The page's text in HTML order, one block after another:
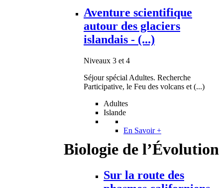
Aventure scientifique
autour des glaciers
islandais - (...)
Niveaux 3 et 4
Séjour spécial Adultes. Recherche
Participative, le Feu des volcans et (...)
Adultes
Islande
En Savoir +
Biologie de l’Évolution
Sur la route des